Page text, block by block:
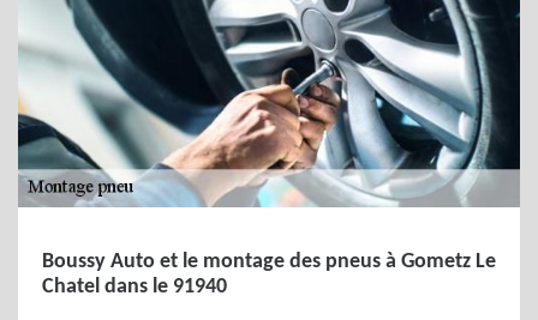
Boussy Auto et le montage des pneus à Gometz Le
Chatel dans le 91940